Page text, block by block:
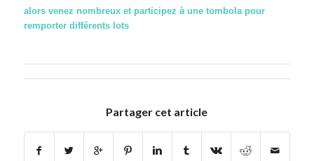
alors venez nombreux et participez à une tombola pour
remporter différents lots
Partager cet article